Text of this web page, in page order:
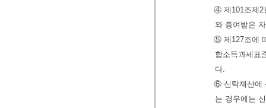
④ 제101조제2
와 증여받은
⑤ 제127조에
합소득과세표
다.
⑥ 신탁재산에
는 경우에는